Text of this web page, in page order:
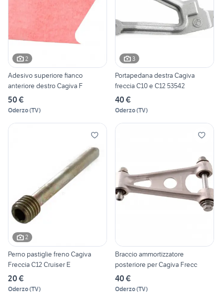
2
Adesivo superiore fianco
anteriore destro Cagiva F
50 €
Oderzo(TV)
3
Portapedana destra Cagiva
freccia C10 e C12 53542
40 €
Oderzo(TV)
2
Perno pastiglie freno Cagiva
Freccia C12 Cruiser E
20 €
Oderzo(TV)
Braccio ammortizzatore
posteriore per Cagiva Frecc
40 €
Oderzo(TV)